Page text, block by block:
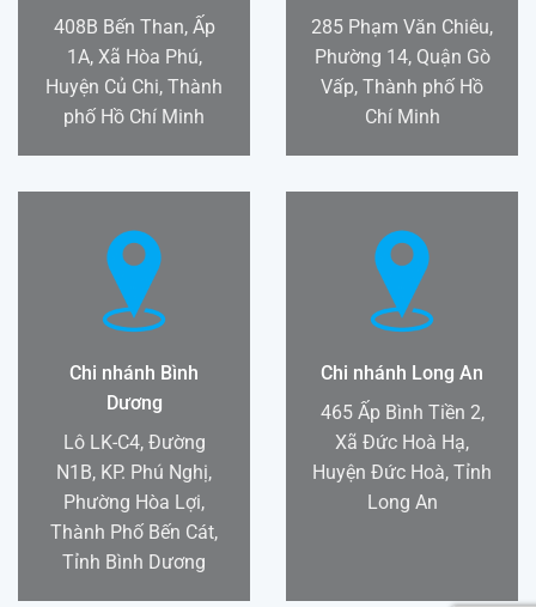
408B Bến Than, Ấp
1A, Xã Hòa Phú,
Huyện Củ Chi, Thành
phố Hồ Chí Minh
285 Phạm Văn Chiêu,
Phường 14, Quận Gò
Vấp, Thành phố Hồ
Chí Minh
Chi nhánh Bình
Dương
Lô LK-C4, Đường
N1B, KP. Phú Nghị,
Phường Hòa Lợi,
Thành Phố Bến Cát,
Tỉnh Bình Dương
Chi nhánh Long An
465 Ấp Bình Tiền 2,
Xã Đức Hoà Hạ,
Huyện Đức Hoà, Tỉnh
Long An